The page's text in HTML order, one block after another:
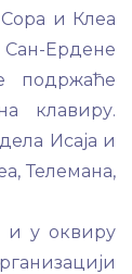
Сора и Клеа
Ердене
подржаће
клавиру.
Исаја и
Телемана,
и у оквиру